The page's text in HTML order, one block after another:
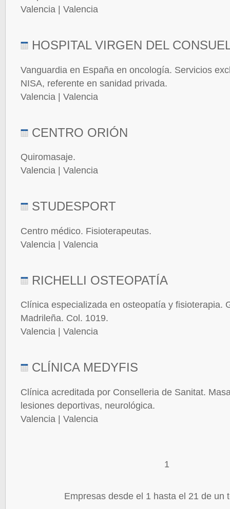
Valencia | Valencia
HOSPITAL VIRGEN DEL
Vanguardia en España en oncología. Servicios
NISA, referente en sanidad privada.
Valencia | Valencia
CENTRO ORIÓN
Quiromasaje.
Valencia | Valencia
STUDESPORT
Centro médico. Fisioterapeutas.
Valencia | Valencia
RICHELLI OSTEOPATÍA
Clínica especializada en osteopatía y fisioterapia.
Madrileña. Col. 1019.
Valencia | Valencia
CLÍNICA MEDYFIS
Clínica acreditada por Conselleria de Sanitat.
lesiones deportivas, neurológica.
Valencia | Valencia
1
Empresas desde el 1 hasta el 21 de un